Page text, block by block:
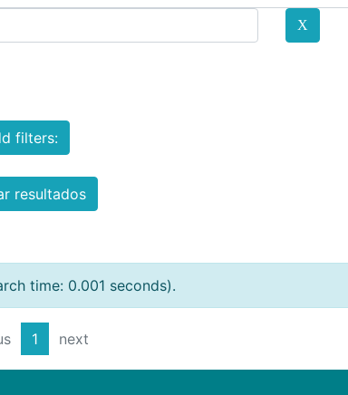
filters:
resultados
time: 0.001 seconds).
1 next